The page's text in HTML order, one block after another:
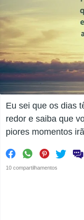
Eu sei que os dias
redor e saiba que
piores momentos
10 compartilhamentos